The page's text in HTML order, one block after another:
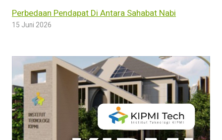
Perbedaan Pendapat Di Antara Sahabat Nabi
15 Juni 2026